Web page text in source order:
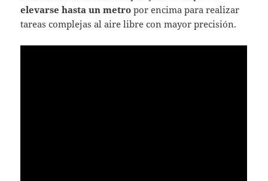
elevarse hasta un metro por encima para realizar
tareas complejas al aire libre con mayor precisión.